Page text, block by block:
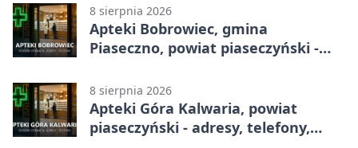
8 sierpnia 2026
Apteki Bobrowiec, gmina
Piaseczno, powiat piaseczyński -
8 sierpnia 2026
Apteki Góra Kalwaria, powiat
piaseczyński - adresy, telefony,